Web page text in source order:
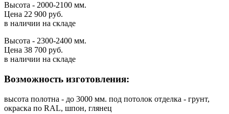
Высота - 2000-2100 мм.
Цена 22 900 руб.
в наличии на складе
Высота - 2300-2400 мм.
Цена 38 700 руб.
в наличии на складе
Возможность изготовления:
высота полотна - до 3000 мм. под потолок отделка - грунт,
окраска по RAL, шпон, глянец